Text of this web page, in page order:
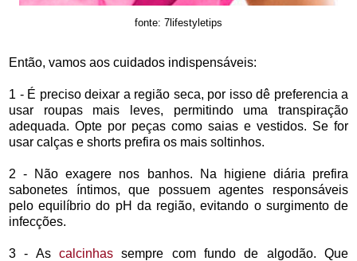
fonte: 7lifestyletips
Então, vamos aos cuidados indispensáveis:
1 - É preciso deixar a região seca, por isso dê preferencia a
usar roupas mais leves, permitindo uma transpiração
adequada. Opte por peças como saias e vestidos. Se for
usar calças e shorts prefira os mais soltinhos.
2 - Não exagere nos banhos. Na higiene diária prefira
sabonetes íntimos, que possuem agentes responsáveis
pelo equilíbrio do pH da região, evitando o surgimento de
infecções.
3 - As calcinhas sempre com fundo de algodão. Que